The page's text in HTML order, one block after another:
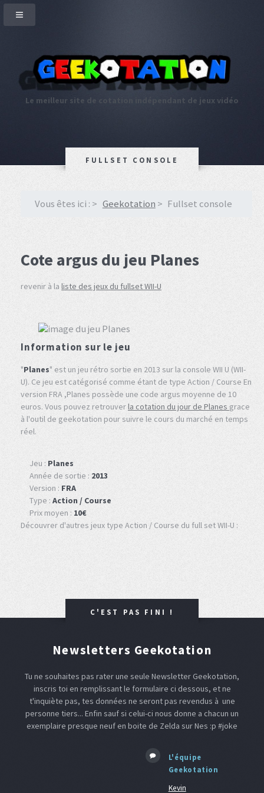
Le meilleur site de cotation indépendant de jeux vidéo
FULLSET CONSOLE
Vous êtes ici : Geekotation Fullset console
Cote argus du jeu Planes
revenir à la liste des jeux du fullset WII-U
Information sur le jeu
"Planes" est un jeu rétro sortie en 2013 sur la console WII U (WII-
U). Ce jeu est catégorisé comme étant de type Action / Course En
version FRA ,Planes possède une code argus moyenne de 10
euros. Vous pouvez retrouverla cotation du jour de Planes grace
à l'outil de geekotation pour suivre le cours du marché en temps
réel.
Jeu : Planes
Année de sortie : 2013
Version : FRA
Type : Action / Course
Prix moyen : 10€
Découvrer d'autres jeux type Action / Course du full set WII-U :
C'EST PAS FINI !
Newsletters Geekotation
Tu ne souhaites pas rater une seule Newsletter Geekotation,
inscris toi en remplissant le formulaire ci dessous, et ne
t'inquiète pas, tes données ne seront pas revendus à une
personne tiers... Enfin sauf si celui-ci nous donne a chacun un
exemplaire presque neuf en boite de Zelda sur Nes :p #joke
L'équipe
Geekotation
Kevin